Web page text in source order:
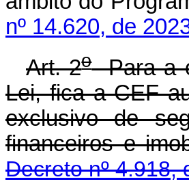
nº 14.620, de
Art. 2oPara a
Lei, fica a CEF
exclusivo de
financeiros e
Decreto nº 4.918,